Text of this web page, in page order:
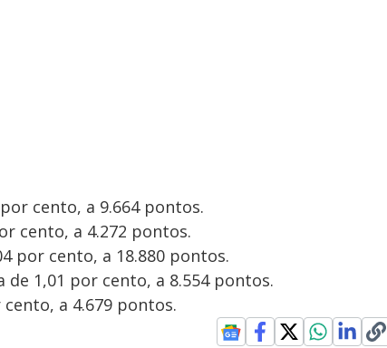
por cento, a 9.664 pontos.
cento, a 4.272 pontos.
por cento, a 18.880 pontos.
de 1,01 por cento, a 8.554 pontos.
cento, a 4.679 pontos.